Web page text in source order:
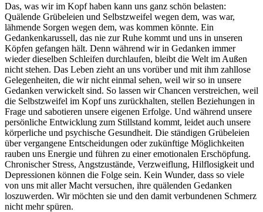
Das, was wir im Kopf haben kann uns ganz schön belasten:
Quälende Grübeleien und Selbstzweifel wegen dem, was war,
lähmende Sorgen wegen dem, was kommen könnte. Ein
Gedankenkarussell, das nie zur Ruhe kommt und uns in unseren
Köpfen gefangen hält. Denn während wir in Gedanken immer
wieder dieselben Schleifen durchlaufen, bleibt die Welt im Außen
nicht stehen. Das Leben zieht an uns vorüber und mit ihm zahllose
Gelegenheiten, die wir nicht einmal sehen, weil wir so in unsere
Gedanken verwickelt sind. So lassen wir Chancen verstreichen, weil
die Selbstzweifel im Kopf uns zurückhalten, stellen Beziehungen in
Frage und sabotieren unsere eigenen Erfolge. Und während unsere
persönliche Entwicklung zum Stillstand kommt, leidet auch unsere
körperliche und psychische Gesundheit. Die ständigen Grübeleien
über vergangene Entscheidungen oder zukünftige Möglichkeiten
rauben uns Energie und führen zu einer emotionalen Erschöpfung.
Chronischer Stress, Angstzustände, Verzweiflung, Hilflosigkeit und
Depressionen können die Folge sein. Kein Wunder, dass so viele
von uns mit aller Macht versuchen, ihre quälenden Gedanken
loszuwerden. Wir möchten sie und den damit verbundenen Schmerz
nicht mehr spüren.